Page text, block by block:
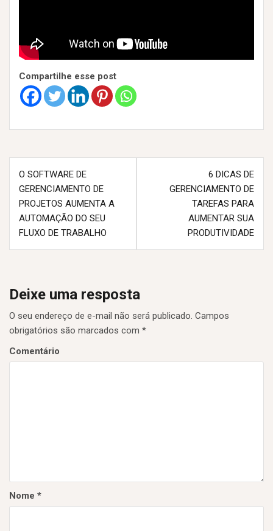
Compartilhe esse post
N
ç
ã
o
d
O SOFTWARE DE
GERENCIAMENTO DE
PROJETOS AUMENTA A
AUTOMAÇÃO DO SEU
FLUXO DE TRABALHO
6 DICAS DE
GERENCIAMENTO DE
TAREFAS PARA
AUMENTAR SUA
PRODUTIVIDADE
Deixe uma resposta
O seu endereço de e-mail não será publicado. Campos
obrigatórios são marcados com *
Comentário
Nome *